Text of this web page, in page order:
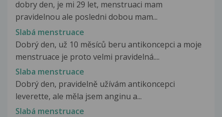
dobry den, je mi 29 let, menstruaci mam
pravidelnou ale posledni dobou mam...
Slabá menstruace
Dobrý den, už 10 měsíců beru antikoncepci a moje
menstruace je proto velmi pravidelná....
Slaba menstruace
Dobrý den, pravidelně užívám antikoncepci
leverette, ale měla jsem anginu a...
Slabá menstruace